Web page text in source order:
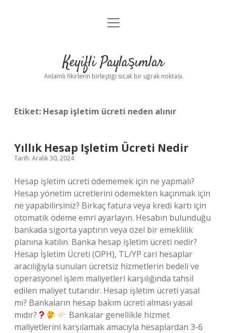
Anasayfa
Yasal Uyarı
menüyü
Keyifli Paylaşımlar
Anlamlı fikirlerin birleştiği sıcak bir uğrak noktası.
Etiket: Hesap işletim ücreti neden alınır
Yıllık Hesap Işletim Ücreti Nedir
Tarih: Aralık 30, 2024
Hesap işletim ücreti ödememek için ne yapmalı?
Hesap yönetim ücretlerini ödemekten kaçınmak için
ne yapabilirsiniz? Birkaç fatura veya kredi kartı için
otomatik ödeme emri ayarlayın. Hesabın bulunduğu
bankada sigorta yaptırın veya özel bir emeklilik
planına katılın. Banka hesap işletim ücreti nedir?
Hesap İşletim Ücreti (OPH), TL/YP cari hesaplar
aracılığıyla sunulan ücretsiz hizmetlerin bedeli ve
operasyonel işlem maliyetleri karşılığında tahsil
edilen maliyet tutarıdır. Hesap işletim ücreti yasal
mı? Bankaların hesap bakım ücreti alması yasal
mıdır?
Bankalar genellikle hizmet
maliyetlerini karşılamak amacıyla hesaplardan 3-6